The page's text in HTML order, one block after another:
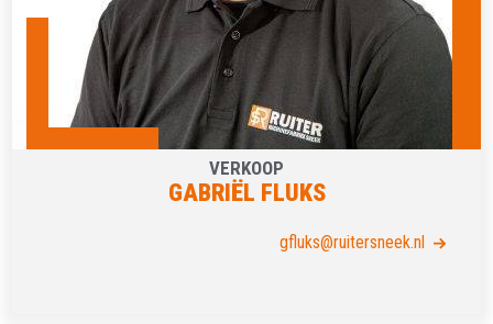
VERKOOP
GABRIËL FLUKS
gfluks@ruitersneek.nl